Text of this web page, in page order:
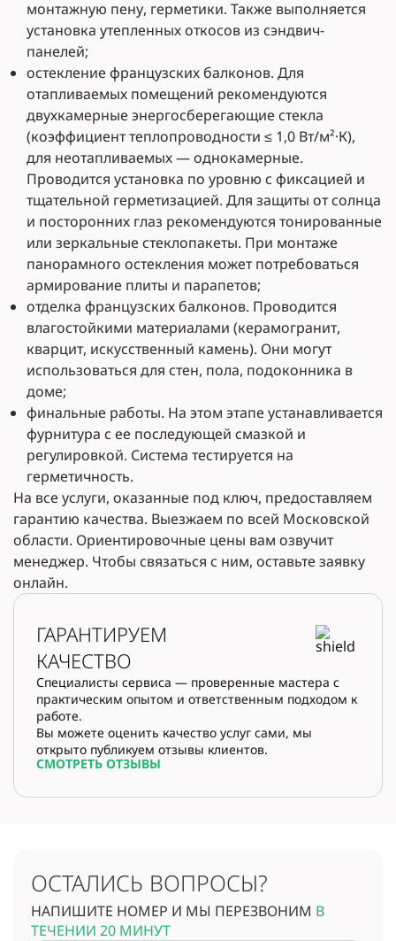
монтажную пену, герметики. Также выполняется
установка утепленных откосов из сэндвич-
панелей;
остекление французских балконов. Для
отапливаемых помещений рекомендуются
двухкамерные энергосберегающие стекла
(коэффициент теплопроводности ≤ 1,0 Вт/м²·К),
для неотапливаемых — однокамерные.
Проводится установка по уровню с фиксацией и
тщательной герметизацией. Для защиты от солнца
и посторонних глаз рекомендуются тонированные
или зеркальные стеклопакеты. При монтаже
панорамного остекления может потребоваться
армирование плиты и парапетов;
отделка французских балконов. Проводится
влагостойкими материалами (керамогранит,
кварцит, искусственный камень). Они могут
использоваться для стен, пола, подоконника в
доме;
финальные работы. На этом этапе устанавливается
фурнитура с ее последующей смазкой и
регулировкой. Система тестируется на
герметичность.
На все услуги, оказанные под ключ, предоставляем
гарантию качества. Выезжаем по всей Московской
области. Ориентировочные цены вам озвучит
менеджер. Чтобы связаться с ним, оставьте заявку
онлайн.
ГАРАНТИРУЕМ
КАЧЕСТВО
Специалисты сервиса — проверенные мастера с
практическим опытом и ответственным подходом к
работе.
Вы можете оценить качество услуг сами, мы
открыто публикуем отзывы клиентов.
СМОТРЕТЬ ОТЗЫВЫ
ОСТАЛИСЬ ВОПРОСЫ?
НАПИШИТЕ НОМЕР И МЫ ПЕРЕЗВОНИМ В
ТЕЧЕНИИ 20 МИНУТ